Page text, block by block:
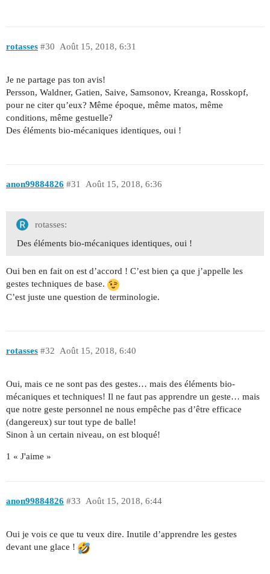
rotasses Août 15, 2018, 6:31
#30
Je ne partage pas ton avis!
Persson, Waldner, Gatien, Saive, Samsonov, Kreanga, Rosskopf,
pour ne citer qu’eux? Même époque, même matos, même
conditions, même gestuelle?
Des éléments bio-mécaniques identiques, oui !
anon99884826 Août 15, 2018, 6:36
#31
rotasses:
Des éléments bio-mécaniques identiques, oui !
Oui ben en fait on est d’accord ! C’est bien ça que j’appelle les
gestes techniques de base.
C’est juste une question de terminologie.
rotasses Août 15, 2018, 6:40
#32
Oui, mais ce ne sont pas des gestes… mais des éléments bio-
mécaniques et techniques! Il ne faut pas apprendre un geste… mais
que notre geste personnel ne nous empêche pas d’être efficace
(dangereux) sur tout type de balle!
Sinon à un certain niveau, on est bloqué!
1 « J'aime »
anon99884826 Août 15, 2018, 6:44
#33
Oui je vois ce que tu veux dire. Inutile d’apprendre les gestes
devant une glace !